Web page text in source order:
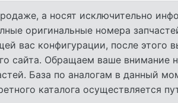
а носят исключительно
оригинальные номера
вас конфигурации, после этого
сайта. Обращаем ваше внимание
База по аналогам в данный
каталога осуществляется